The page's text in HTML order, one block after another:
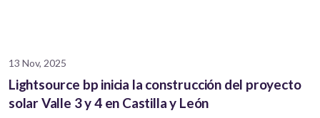
13 Nov, 2025
Lightsource bp inicia la construcción del proyecto
solar Valle 3 y 4 en Castilla y León